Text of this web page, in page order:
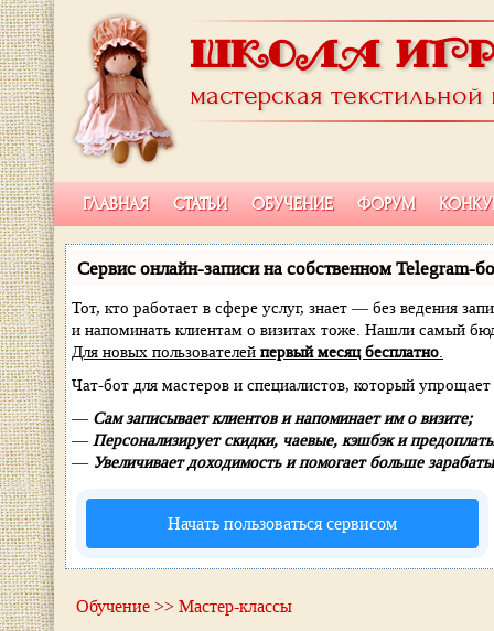
ШКОЛА
мастерская
ГЛАВНАЯ СТАТЬИ ОБУЧЕНИЕ ФОРУМ
Сервис онлайн-записи на собственном Telegram-
Тот, кто работает в сфере услуг, знает — без ведения
и напоминать клиентам о визитах тоже. Нашли самый
Для новых пользователей первый месяц бесплатно.
Чат-бот для мастеров и специалистов, который упрощает
— Сам записывает клиентов и напоминает им о визите;
— Персонализирует скидки, чаевые, кэшбэк и
— Увеличивает доходимость и помогает больше
Начать пользоваться сервисом
Обучение>>Мастер-классы